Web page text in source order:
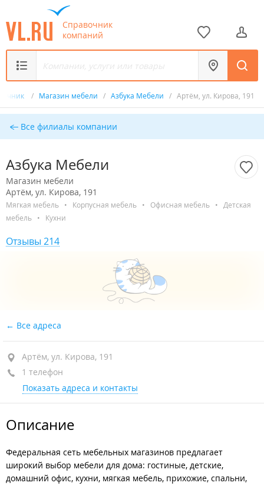
Справочник
компаний
/ Магазин мебели / Азбука Мебели / Артём, ул. Кирова, 191
Все филиалы компании
Азбука Мебели
Магазин мебели
Артём, ул. Кирова, 191
Мягкая мебель • Корпусная мебель • Офисная мебель •
Детская
мебель
• Кухни
Отзывы 214
Все адреса
Артём, ул. Кирова, 191
1 телефон
Показать адреса и контакты
Описание
Федеральная сеть мебельных магазинов предлагает
широкий выбор мебели для дома: гостиные, детские,
домашний офис, кухни, мягкая мебель, прихожие, спальни,